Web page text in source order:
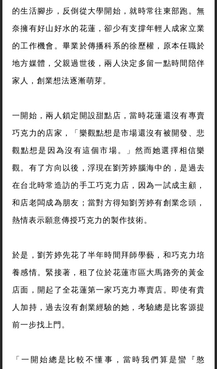
的生活腳步，反倒從大學開始，就時常往東部跑。無
奈擁有好山好水的花蓮，卻少有支撐年輕人成家立業
的工作機會。畢業於傳播科系的徐歷權，原本任職於
地方媒體，父親過世後，兩人決定多留一點時間陪伴
家人，創業想法逐漸萌芽。
一開始，兩人鎖定開設甜點店，當時花蓮還沒有專賣
巧克力的店家，「樂觀點想是市場還沒有被開發、悲
觀點想是因為沒有這個市場。」然而她選擇相信樂
觀。有了方向以後，浮現在劉芳婷腦海中的，是過去
在台北時常造訪的手工巧克力店，因為一試成主顧，
和店老闆成為朋友；當對方得知劉芳婷有創業念頭，
熱情表示願意傳授巧克力的製作技術。
於是，劉芳婷先花了半年時間拜師學藝，和巧克力培
養感情。緊接著，租了位於花蓮市區大馬路旁的黃金
店面，開起了全花蓮第一家巧克力專賣店。即使有貴
人加持，過去沒有創業經驗的她，考驗總是比客源提
前一步找上門。
「一開始總是比較不懂事，當時我們算是蠻『憨